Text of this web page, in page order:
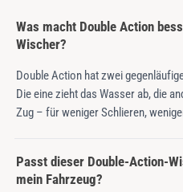
Was macht Double Action
Wischer?
Double Action hat zwei
Die eine zieht das Wasser ab, die
Zug – für weniger Schlieren,
Passt dieser Double-Action-
mein Fahrzeug?